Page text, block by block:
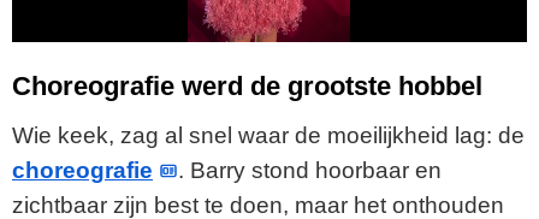
a
y
V
i
Choreografie werd de grootste hobbel
Wie keek, zag al snel waar de moeilijkheid lag: de
choreografie
. Barry stond hoorbaar en
zichtbaar zijn best te doen, maar het onthouden